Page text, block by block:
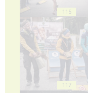
115
117